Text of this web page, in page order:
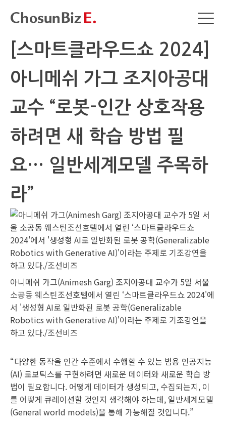
[스마트클라우드쇼 2024]
아니메쉬 가그 조지아공대
교수 “로봇-인간 상호작용
하려면 새 학습 방법 필
요… 일반세계모델 주목하
라”
아니메쉬 가그(Animesh Garg) 조지아공대 교수가 5일 서울
소공동 웨스틴조선호텔에서 열린 ‘스마트클라우드쇼 2024'에
서 '생성형 AI로 일반화된 로봇 공학(Generalizable
Robotics with Generative AI)'이라는 주제로 기조강연을
하고 있다./조선비즈
“다양한 동작을 인간 수준에서 수행할 수 있는 범용 인공지능
(AI) 로보틱스를 구현하려면 새로운 데이터와 새로운 학습 방
법이 필요합니다. 어떻게 데이터가 생성되고, 수집되는지, 이
를 어떻게 큐레이션할 것인지 생각해야 하는데, 일반세계모델
(General world models)을 통해 가능해질 것입니다.”